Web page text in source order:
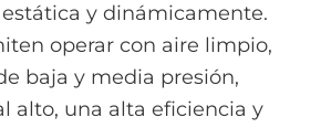
y dinámicamente.
operar con aire limpio,
baja y media presión,
alto, una alta eficiencia y